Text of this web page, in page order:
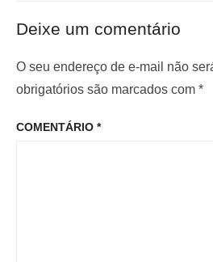
o
e
P
o
i
o
:
m
o
o
Deixe um comentário
O seu endereço de e-mail não
obrigatórios são marcados com *
COMENTÁRIO *